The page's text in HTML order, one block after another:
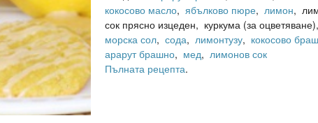
кокосово масло,ябълково пюре,лимон,
сок прясно изцеден, куркума (за оцветяване),
морска сол,сода,лимонтузу, кокосово
арарут брашно, мед,лимонов сок
Пълната рецепта.